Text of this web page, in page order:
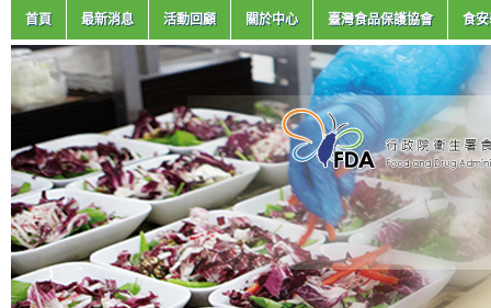
首頁 最新消息 活動回顧 關於中心 臺灣食品保護協會 食